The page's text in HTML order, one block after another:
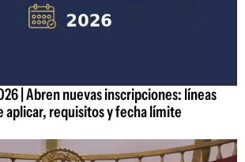
| Abren nuevas inscripciones: líneas
aplicar, requisitos y fecha límite